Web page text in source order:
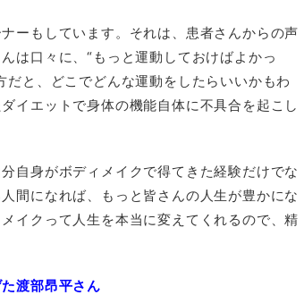
ーもしています。それは、患者さんからの声
は口々に、“もっと運動しておけばよかっ
と、どこでどんな運動をしたらいいかもわ
イエットで身体の機能自体に不具合を起こし
自身がボディメイクで得てきた経験だけでな
間になれば、もっと皆さんの人生が豊かにな
イクって人生を本当に変えてくれるので、精
渡部昂平さん